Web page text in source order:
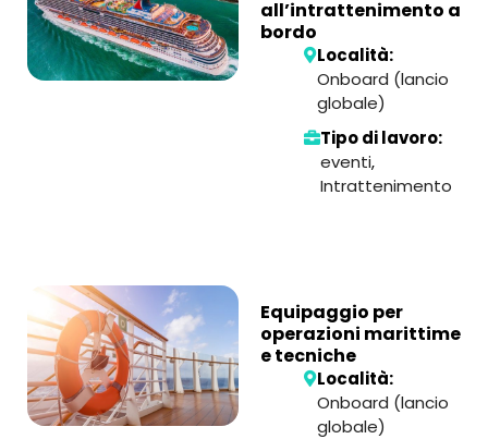
all’intrattenimento a
bordo
Località:
Onboard (lancio
globale)
Tipo di lavoro:
eventi,
Intrattenimento
Equipaggio per
operazioni marittime
e tecniche
Località:
Onboard (lancio
globale)